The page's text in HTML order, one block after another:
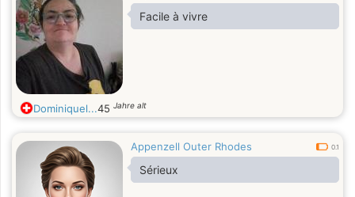
Facile à vivre
Dominiquel...45 Jahre alt
Appenzell Outer Rhodes 0.1
Sérieux